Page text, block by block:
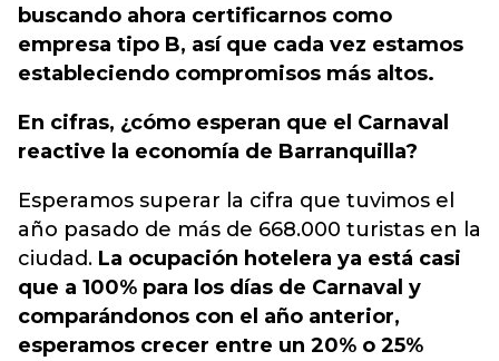
buscando ahora certificarnos como
empresa tipo B, así que cada vez estamos
estableciendo compromisos más altos.
En cifras, ¿cómo esperan que el Carnaval
reactive la economía de Barranquilla?
Esperamos superar la cifra que tuvimos el
año pasado de más de 668.000 turistas en la
ciudad. La ocupación hotelera ya está casi
que a 100% para los días de Carnaval y
comparándonos con el año anterior,
esperamos crecer entre un 20% o 25%